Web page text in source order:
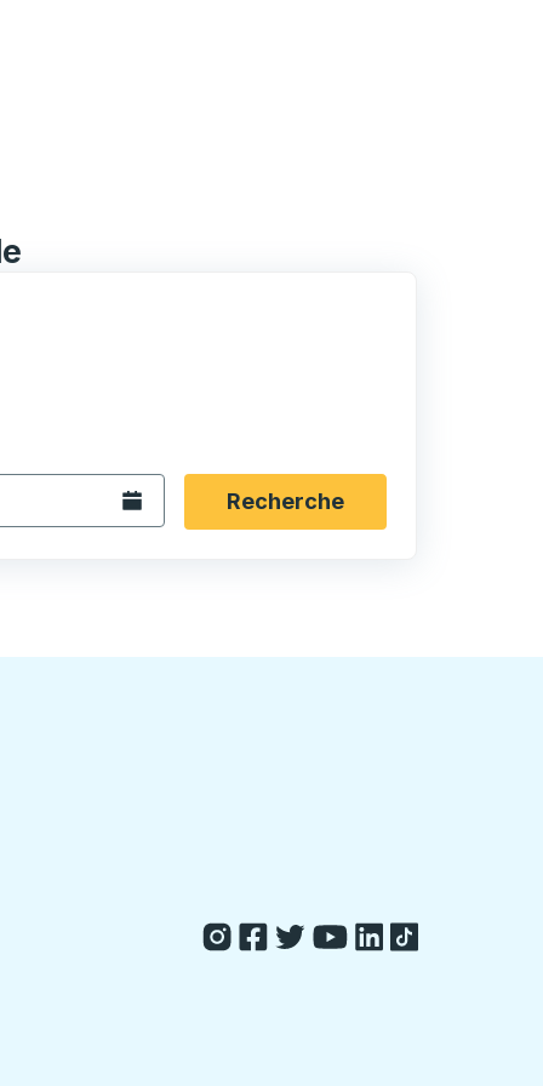
pour accéder à la ville d'origine souhaitée, puis
de localisation, puis utilisez les touches fléchées
Ouvrez le calendrier.Recherche